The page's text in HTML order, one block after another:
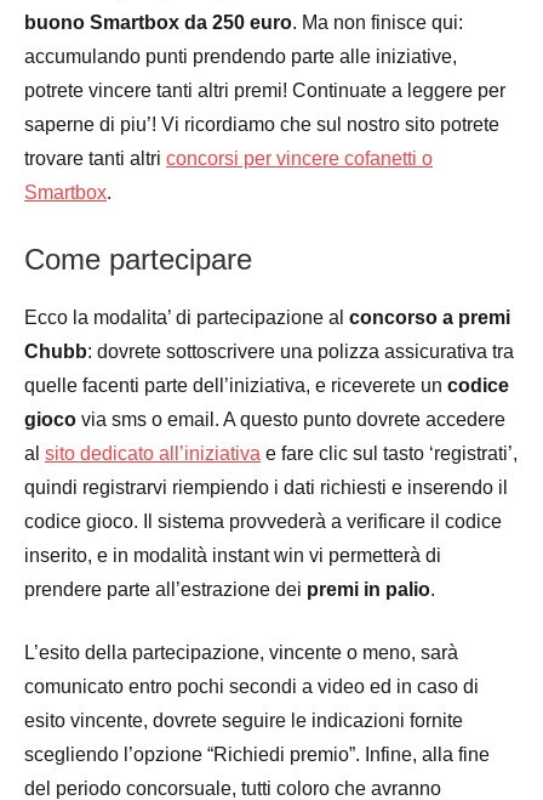
buono Smartbox da 250 euro. Ma non finisce qui:
accumulando punti prendendo parte alle iniziative,
potrete vincere tanti altri premi! Continuate a leggere per
saperne di piu’! Vi ricordiamo che sul nostro sito potrete
trovare tanti altri concorsi per vincere cofanetti o
Smartbox.
Come partecipare
Ecco la modalita’ di partecipazione al concorso a premi
Chubb: dovrete sottoscrivere una polizza assicurativa tra
quelle facenti parte dell’iniziativa, e riceverete un codice
gioco via sms o email. A questo punto dovrete accedere
al sito dedicato all’iniziativa e fare clic sul tasto ‘registrati’,
quindi registrarvi riempiendo i dati richiesti e inserendo il
codice gioco. Il sistema provvederà a verificare il codice
inserito, e in modalità instant win vi permetterà di
prendere parte all’estrazione dei premi in palio.
L’esito della partecipazione, vincente o meno, sarà
comunicato entro pochi secondi a video ed in caso di
esito vincente, dovrete seguire le indicazioni fornite
scegliendo l’opzione “Richiedi premio”. Infine, alla fine
del periodo concorsuale, tutti coloro che avranno